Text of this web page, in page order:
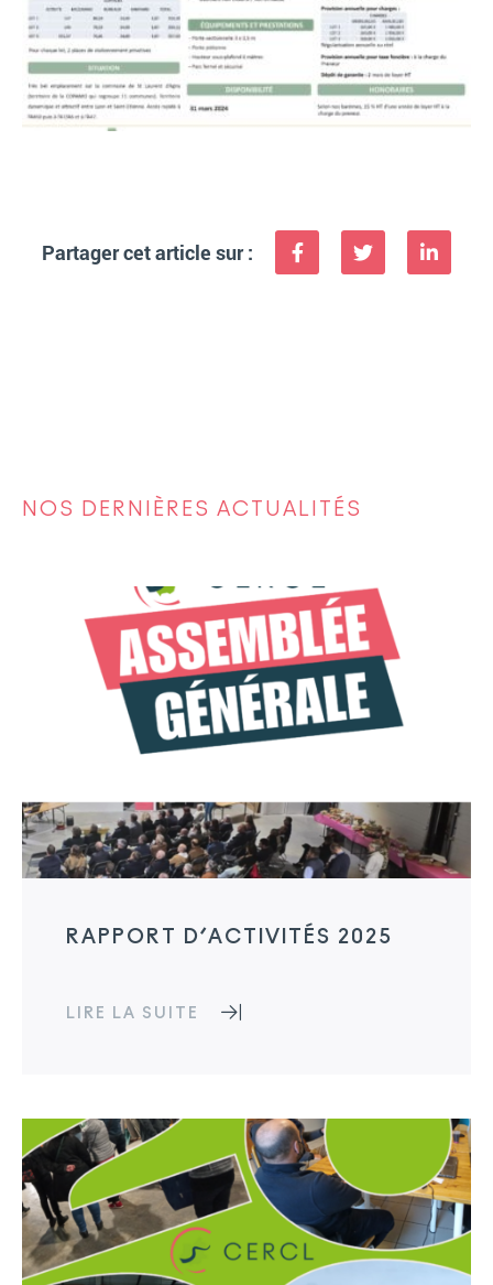
Partager cet article sur :
NOS DERNIÈRES ACTUALITÉS
RAPPORT D’ACTIVITÉS 2025
LIRE LA SUITE
Les adhérents
Événements
Adhérer au club